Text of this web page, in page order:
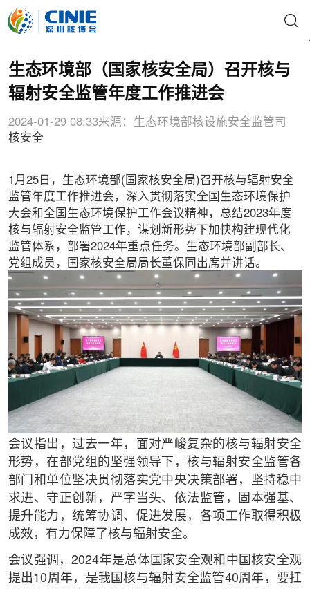
生态环境部（国家核安全局）召开核与
辐射安全监管年度工作推进会
2024-01-29 08:33来源：生态环境部核设施安全监管司
核安全
1月25日，生态环境部(国家核安全局)召开核与辐射安全
监管年度工作推进会，深入贯彻落实全国生态环境保护
大会和全国生态环境保护工作会议精神，总结2023年度
核与辐射安全监管工作，谋划新形势下加快构建现代化
监管体系，部署2024年重点任务。生态环境部副部长、
党组成员，国家核安全局局长董保同出席并讲话。
会议指出，过去一年，面对严峻复杂的核与辐射安全
形势，在部党组的坚强领导下，核与辐射安全监管各
部门和单位坚决贯彻落实党中央决策部署，坚持稳中
求进、守正创新，严字当头、依法监管，固本强基、
提升能力，统筹协调、促进发展，各项工作取得积极
成效，有力保障了核与辐射安全。
会议强调，2024年是总体国家安全观和中国核安全观
提出10周年，是我国核与辐射安全监管40周年，要扛